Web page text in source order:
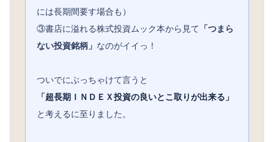
には長期間要す場合も）
③書店に溢れる株式投資ムック本から見て 「つまら
ない投資銘柄」 なのがイイっ！
ついでにぶっちゃけて言うと
「超長期ＩＮＤＥＸ投資の良いとこ取りが出来る」
と考えるに至りました。